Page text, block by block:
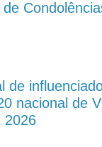
de
de
nacional de
2026